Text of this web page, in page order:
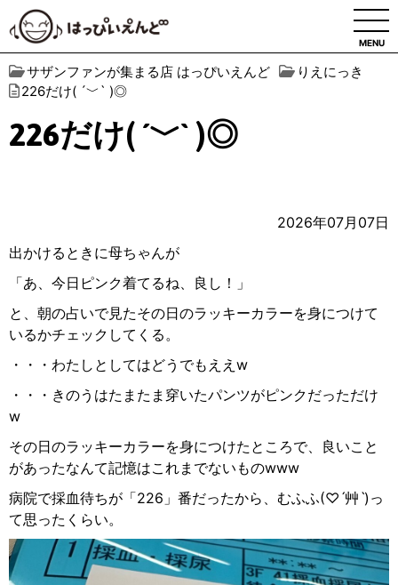
MENU
サザンファンが集まる店 はっぴいえんど
りえにっき
226だけ( ´﹀` )◎
226だけ( ´﹀` )◎
2026年07月07日
出かけるときに母ちゃんが
「あ、今日ピンク着てるね、良し！」
と、朝の占いで見たその日のラッキーカラーを身につけて
いるかチェックしてくる。
・・・わたしとしてはどうでもええw
・・・きのうはたまたま穿いたパンツがピンクだっただけ
w
その日のラッキーカラーを身につけたところで、良いこと
があったなんて記憶はこれまでないものwww
病院で採血待ちが「226」番だったから、むふふ(♡ˊ艸ˋ)っ
て思ったくらい。